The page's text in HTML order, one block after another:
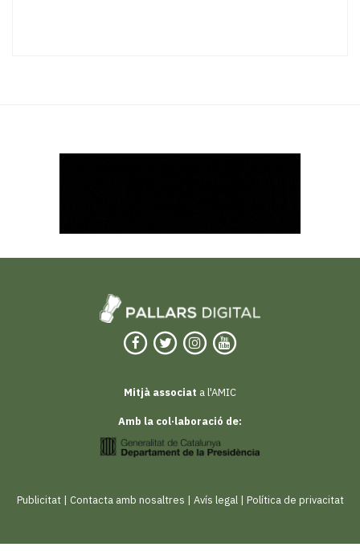
Mitjà associat a l'AMIC
Amb la col·laboració de:
Publicitat| Contacta amb nosaltres | Avís legal| Política de privacitat